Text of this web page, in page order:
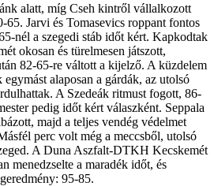
alatt, míg Cseh kintről vállalkozott
65. Jarvi és Tomasevics roppant fontos
nél a szegedi stáb időt kért. Kapkodtak
okosan és türelmesen játszott,
82-65-re váltott a kijelző. A küzdelem
alaposan a gárdák, az utolsó
A Szedeák ritmust fogott, 86-
pedig időt kért válaszként. Seppala
majd a teljes vendég védelmet
perc volt még a meccsből, utolsó
A Duna Aszfalt-DTKH Kecskemét
menedzselte a maradék időt, és
95-85.